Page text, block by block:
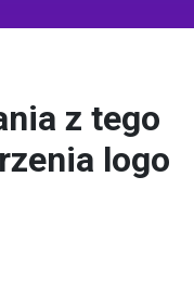
z tego
logo